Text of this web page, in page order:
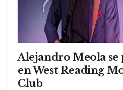
Alejandro Meola se
en West Reading
Club